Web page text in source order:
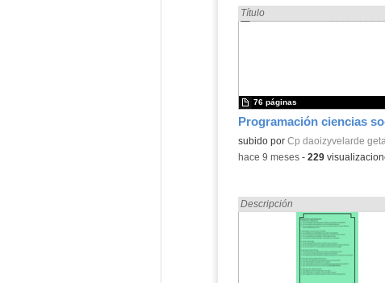
Encontrado «Ciencias Sociales»
Título
Contenido educativo.
subido por Cp daoizyvelarde
76 páginas
-hace 9 meses- 229
Encontrado «Ciencias Sociales»
Descripción